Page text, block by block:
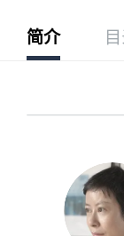
简介